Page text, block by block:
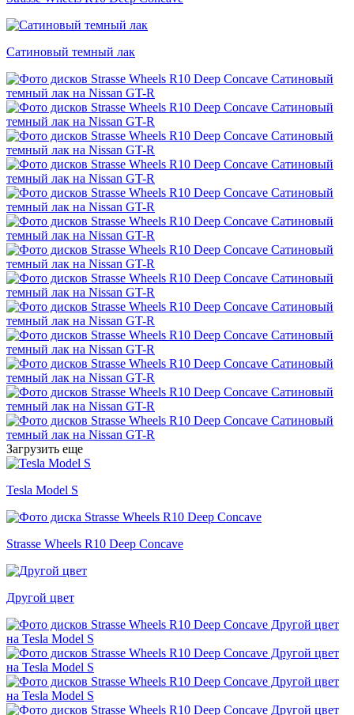
Сатиновый темный лак
Загрузить еще
Tesla Model S
Strasse Wheels R10 Deep Concave
Другой цвет